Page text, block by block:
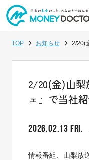
TOP お知らせ 2/20(
2/20(金)山梨
ェ』で当社
2026.02.13 FRI.
情報番組、山梨放